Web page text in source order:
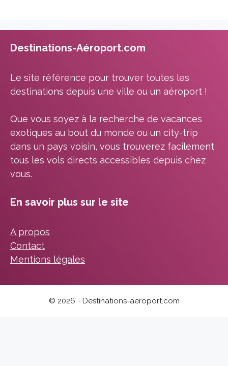
Destinations-Aéroport.com
Le site référence pour trouver toutes les
destinations depuis une ville ou un aéroport !
Que vous soyez à la recherche de vacances
exotiques au bout du monde ou un city-trip
dans un pays voisin, vous trouverez facilement
tous les vols directs accessibles depuis chez
vous.
En savoir plus sur le site
A propos
Contact
Mentions légales
© 2026 - Destinations-aeroport.com